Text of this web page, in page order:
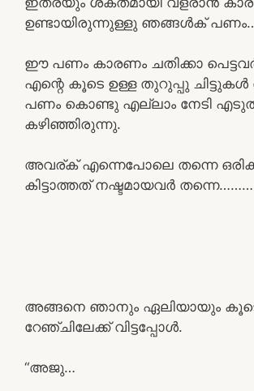
ഉണ്ടായിരുന്നുള്ളു ഞങ്ങൾക്
ഈ പണം കാരണം ചതിക്കാ
എന്റെ കൂടെ ഉള്ള തുറുപ്പു
പണം കൊണ്ടു എല്ലാം നേടി
കഴിഞ്ഞിരുന്നു.
അവര്ക് എന്നെപോലെ തന്നെ
കിട്ടാത്തത് നഷ്ടമായവർ
അങ്ങനെ ഞാനും ഏലിയായും
റേഞ്ചിലേക്ക് വിട്ടപ്പോൾ.
“അജു…